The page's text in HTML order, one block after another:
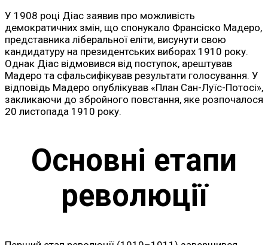
У 1908 році Діас заявив про можливість
демократичних змін, що спонукало Франсіско Мадеро,
представника ліберальної еліти, висунути свою
кандидатуру на президентських виборах 1910 року.
Однак Діас відмовився від поступок, арештував
Мадеро та сфальсифікував результати голосування. У
відповідь Мадеро опублікував «План Сан-Луїс-Потосі»,
закликаючи до збройного повстання, яке розпочалося
20 листопада 1910 року.
Основні етапи
революції